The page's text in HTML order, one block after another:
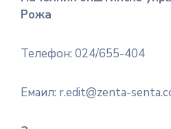
Рожа
Телефон: 024/655-404
Емаил: r.edit@zenta-